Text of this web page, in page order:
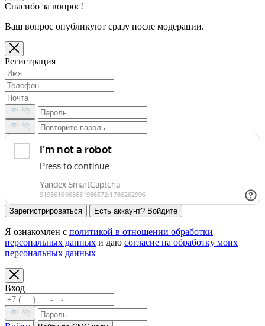
Спасибо за вопрос!
Ваш вопрос опубликуют сразу после модерации.
Регистрация
Зарегистрироваться Есть аккаунт? Войдите
Я ознакомлен с политикой в отношении обработки
персональных данных и даю согласие на обработку моих
персональных данных
Вход